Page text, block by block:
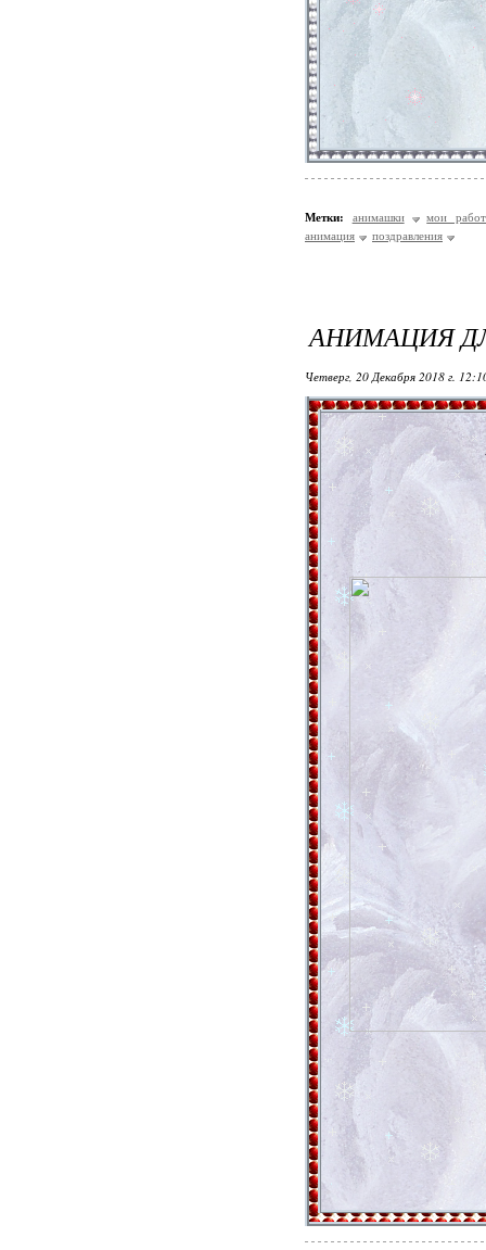
Метки: анимашки
мои
анимация
поздравления
АНИМАЦИЯ
Четверг, 20 Декабря 2018 г.